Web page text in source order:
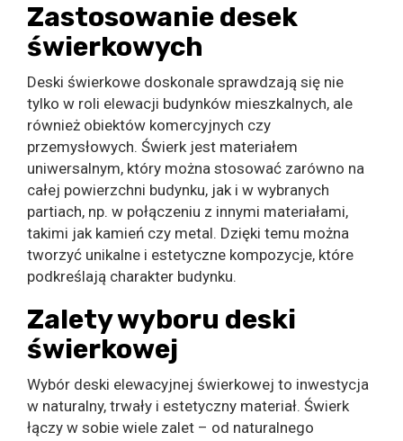
Zastosowanie desek
świerkowych
Deski świerkowe doskonale sprawdzają się nie
tylko w roli elewacji budynków mieszkalnych, ale
również obiektów komercyjnych czy
przemysłowych. Świerk jest materiałem
uniwersalnym, który można stosować zarówno na
całej powierzchni budynku, jak i w wybranych
partiach, np. w połączeniu z innymi materiałami,
takimi jak kamień czy metal. Dzięki temu można
tworzyć unikalne i estetyczne kompozycje, które
podkreślają charakter budynku.
Zalety wyboru deski
świerkowej
Wybór deski elewacyjnej świerkowej to inwestycja
w naturalny, trwały i estetyczny materiał. Świerk
łączy w sobie wiele zalet – od naturalnego